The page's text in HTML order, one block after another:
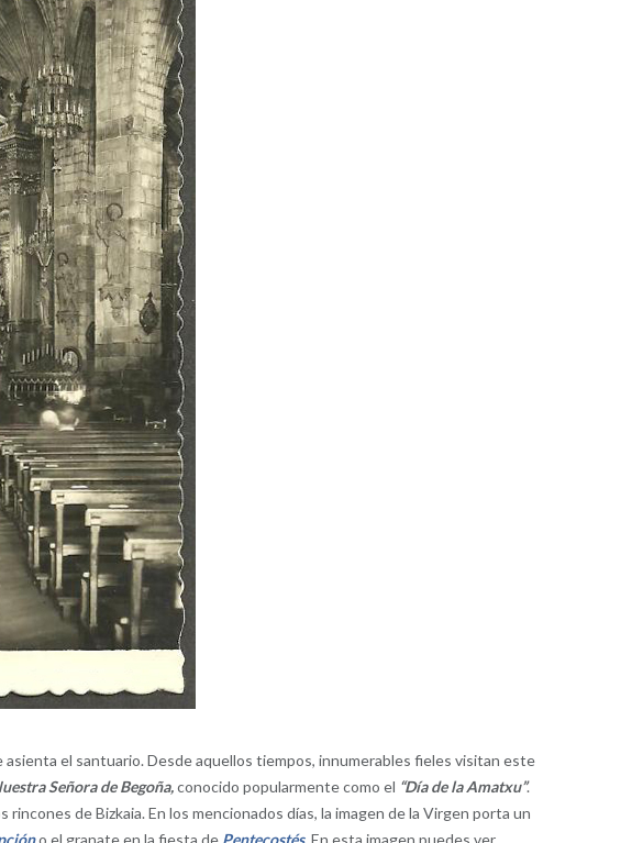
el santuario. Desde aquellos tiempos, innumerables fieles visitan este
Señora de Begoña,conocido popularmente como el “Día de la Amatxu”.
de Bizkaia. En los mencionados días, la imagen de la Virgen porta un